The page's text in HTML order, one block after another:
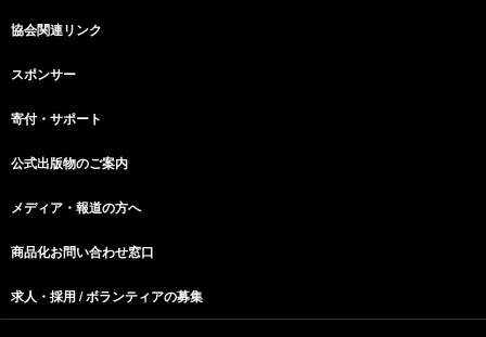
協会関連リンク
スポンサー
寄付・サポート
公式出版物のご案内
メディア・報道の方へ
商品化お問い合わせ窓口
求人・採用 / ボランティアの募集